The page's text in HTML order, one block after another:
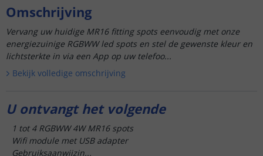
Omschrijving
Vervang uw huidige MR16 fitting spots eenvoudig met onze
energiezuinige RGBWW led spots en stel de gewenste kleur en
lichtsterkte in via een App op uw telefoo...
Bekijk volledige omschrijving
U ontvangt het volgende
1 tot 4 RGBWW 4W MR16 spots
Wifi module met USB adapter
Gebruiksaanwijzin...